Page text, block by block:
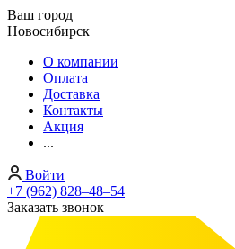
Ваш город
Новосибирск
О компании
Оплата
Доставка
Контакты
Акция
...
Войти
+7 (962) 828‒48‒54
Заказать звонок